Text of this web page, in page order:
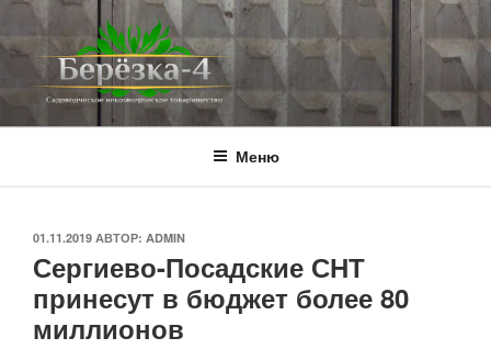
Перейти
к
содержимому
BEREZKA4.RU
СНТ Берёзка-4
Меню
ОПУБЛИКОВАНО
01.11.2019 АВТОР: ADMIN
Сергиево-Посадские СНТ
принесут в бюджет более 80
миллионов